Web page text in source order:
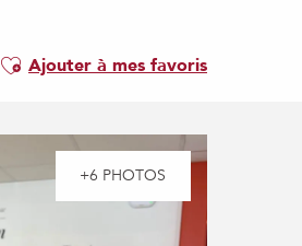
Ajouter aux favoris
Ajouter à mes favoris
+6 PHOTOS